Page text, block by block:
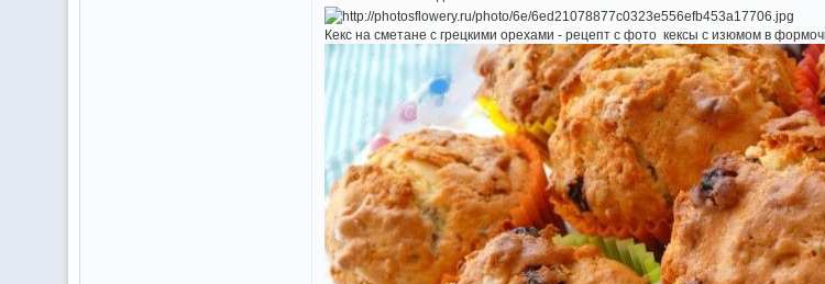
Кекс на сметане с грецкими орехами - рецепт с фото кексы с изюмом в